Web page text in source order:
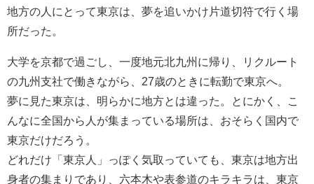
地方の人にとって東京は、夢を追いかけ片道切符で行く場
所だった。
大学を京都で過ごし、一度地元北九州に帰り、リクルート
の九州支社で働きながら、27歳のときに転勤で東京へ。
夢に見た東京は、明らかに地方とは違った。とにかく、こ
んなに全国から人が集まっている場所は、おそらく国内で
東京だけだろう。
どれだけ「東京人」っぽく気取っていても、東京は地方出
身者の集まりであり、六本木や表参道のキラキラは、東京